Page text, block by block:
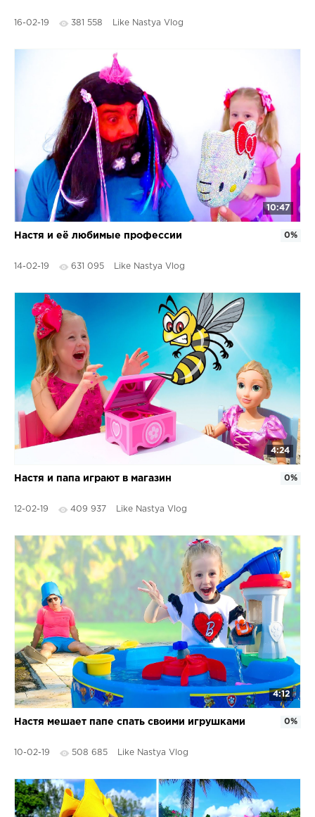
16-02-19 381 558 Like Nastya Vlog
10:47
Настя и её любимые профессии
14-02-19 631 095 Like Nastya Vlog
0%
4:24
Настя и папа играют в магазин
12-02-19 409 937 Like Nastya Vlog
0%
4:12
Настя мешает папе спать своими игрушками
10-02-19 508 685 Like Nastya Vlog
0%